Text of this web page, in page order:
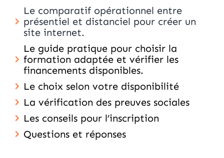
Le comparatif opérationnel entre
présentiel et distanciel pour créer un
site internet.
Le guide pratique pour choisir la
formation adaptée et vérifier les
financements disponibles.
Le choix selon votre disponibilité
La vérification des preuves sociales
Les conseils pour l’inscription
Questions et réponses